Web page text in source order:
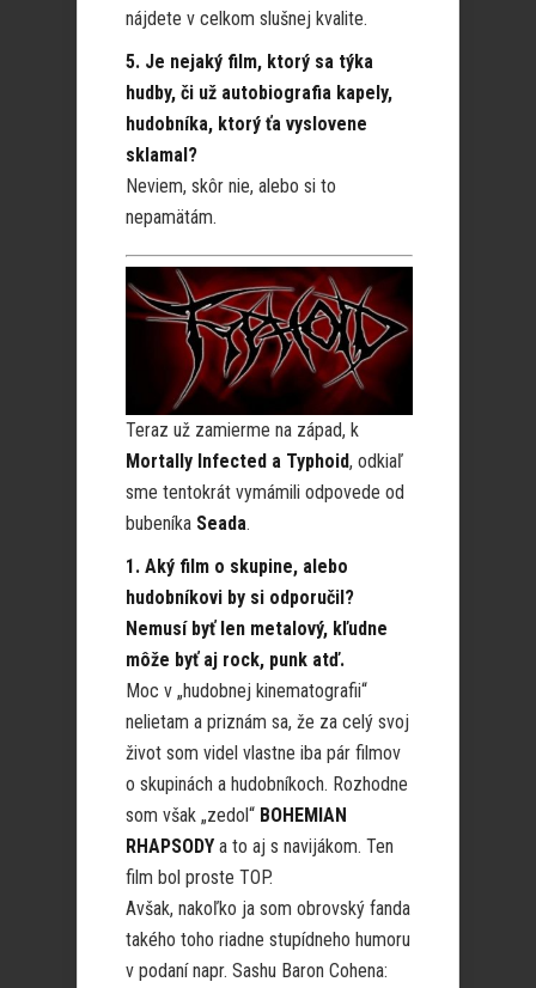
nájdete v celkom slušnej kvalite.
5. Je nejaký film, ktorý sa týka
hudby, či už autobiografia kapely,
hudobníka, ktorý ťa vyslovene
sklamal?
Neviem, skôr nie, alebo si to
nepamätám.
Teraz už zamierme na západ, k
Mortally Infected a Typhoid, odkiaľ
sme tentokrát vymámili odpovede od
bubeníka Seada.
1. Aký film o skupine, alebo
hudobníkovi by si odporučil?
Nemusí byť len metalový, kľudne
môže byť aj rock, punk atď.
Moc v „hudobnej kinematografii“
nelietam a priznám sa, že za celý svoj
život som videl vlastne iba pár filmov
o skupinách a hudobníkoch. Rozhodne
som však „zedol“ BOHEMIAN
RHAPSODY a to aj s navijákom. Ten
film bol proste TOP.
Avšak, nakoľko ja som obrovský fanda
takého toho riadne stupídneho humoru
v podaní napr. Sashu Baron Cohena: